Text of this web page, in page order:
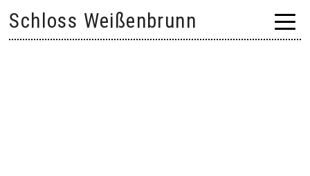
content
Schloss Weißenbrunn